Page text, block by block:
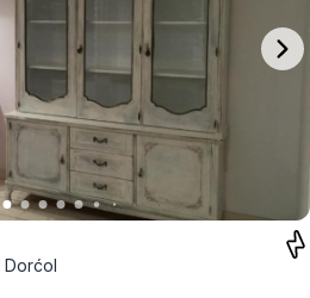
Dorćol